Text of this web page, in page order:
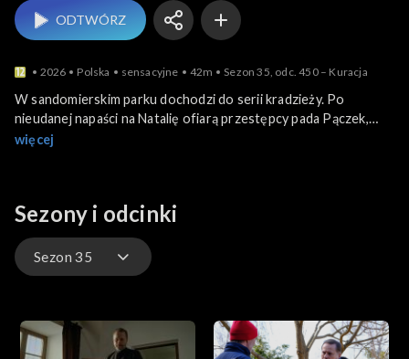
ODTWÓRZ
2026 Polska sensacyjne 42m Sezon 35, odc. 450 – Kuracja
W sandomierskim parku dochodzi do serii kradzieży. Po
nieudanej napaści na Natalię ofiarą przestępcy pada Pączek,
który traci przewożone przesyłki kurierskie. Równolegle w
śledztwo sandomierskiej policji, wspieranej przez księdza
Mateusza, ujawnia wkrótce zaskakujące powiązania między
atakami złodzieja a działalnością szamanów.
więcej
Sezony i odcinki
Sezon 35
Sezon 34